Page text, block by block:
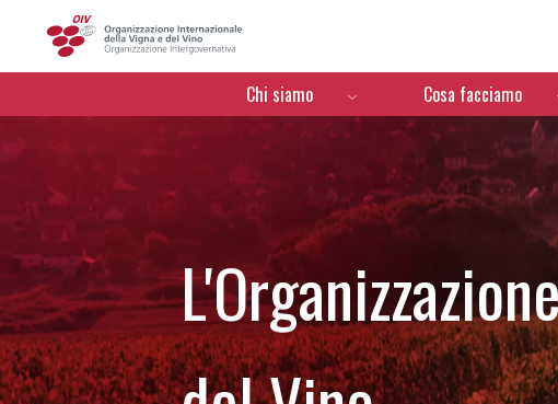
Menú de navegación
Chi siamo Cosa facciamo